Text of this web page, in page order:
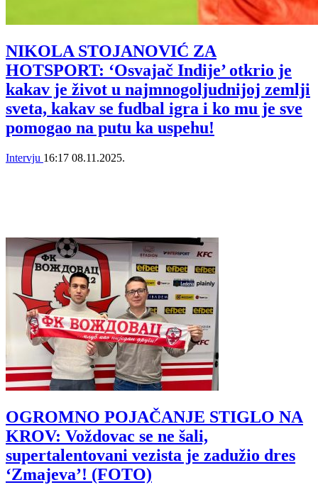
NIKOLA STOJANOVIĆ ZA
HOTSPORT: ‘Osvajač Indije’ otkrio je
kakav je život u najmnogoljudnijoj zemlji
sveta, kakav se fudbal igra i ko mu je sve
pomogao na putu ka uspehu!
Intervju 16:17 08.11.2025.
OGROMNO POJAČANJE STIGLO NA
KROV: Voždovac se ne šali,
supertalentovani vezista je zadužio dres
‘Zmajeva’! (FOTO)